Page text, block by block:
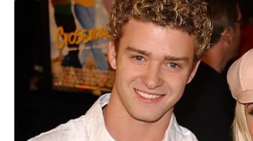
momentum bersejarah HUT
Republik Indonesia.‎Kegiatan
rencananya akan terus
oleh Bhabinkamtibmas di
Sunggal sebagai bagian dari
situasi Kamtibmas yang
sekaligus menumbuhkan
warga dalam menyambut